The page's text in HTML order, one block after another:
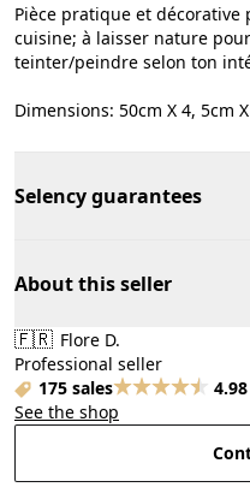
Pièce pratique et décorative
cuisine; à laisser nature
teinter/peindre selon ton
Dimensions: 50cm X 4, 5cm
Selency guarantees
About this seller
🇫🇷 Flore D.
Professional seller
175 sales
4.98
See the shop